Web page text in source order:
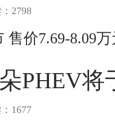
2798
PHEV将
1677